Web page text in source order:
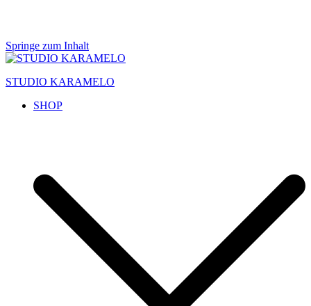
Springe zum Inhalt
STUDIO KARAMELO
SHOP